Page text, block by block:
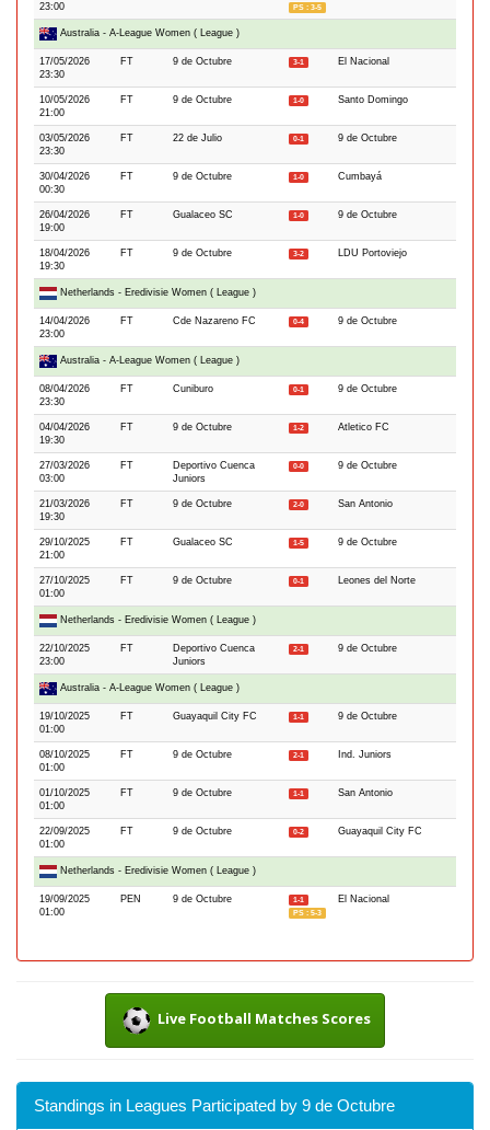
23:00
PS : 3-5
Australia - A-League Women ( League )
17/05/2026
23:30
FT 9 de Octubre 3-1 El Nacional
10/05/2026
21:00
FT 9 de Octubre 1-0 Santo Domingo
03/05/2026
23:30
FT 22 de Julio 0-1 9 de Octubre
30/04/2026
00:30
FT 9 de Octubre 1-0 Cumbayá
26/04/2026
19:00
FT Gualaceo SC 1-0 9 de Octubre
18/04/2026
19:30
FT 9 de Octubre 3-2 LDU Portoviejo
Netherlands - Eredivisie Women ( League )
14/04/2026
23:00
FT Cde Nazareno FC 0-4 9 de Octubre
Australia - A-League Women ( League )
08/04/2026
23:30
FT Cuniburo 0-1 9 de Octubre
04/04/2026
19:30
FT 9 de Octubre 1-2 Atletico FC
27/03/2026
03:00
FT
Deportivo Cuenca
Juniors
0-0 9 de Octubre
21/03/2026
19:30
FT 9 de Octubre 2-0 San Antonio
29/10/2025
21:00
FT Gualaceo SC 1-5 9 de Octubre
27/10/2025
01:00
FT 9 de Octubre 0-1 Leones del Norte
Netherlands - Eredivisie Women ( League )
22/10/2025
23:00
FT
Deportivo Cuenca
Juniors
2-1 9 de Octubre
Australia - A-League Women ( League )
19/10/2025
01:00
FT Guayaquil City FC 1-1 9 de Octubre
08/10/2025
01:00
FT 9 de Octubre 2-1 Ind. Juniors
01/10/2025
01:00
FT 9 de Octubre 1-1 San Antonio
22/09/2025
01:00
FT 9 de Octubre 0-2 Guayaquil City FC
Netherlands - Eredivisie Women ( League )
19/09/2025
01:00
PEN 9 de Octubre
1-1
PS : 5-3
El Nacional
Live Football Matches Scores
Standings in Leagues Participated by 9 de Octubre